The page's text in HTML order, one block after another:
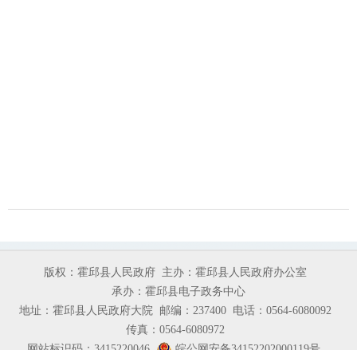
版权：霍邱县人民政府 主办：霍邱县人民政府办公室
承办：霍邱县电子政务中心
地址：霍邱县人民政府大院 邮编：237400 电话：0564-6080092
传真：0564-6080972